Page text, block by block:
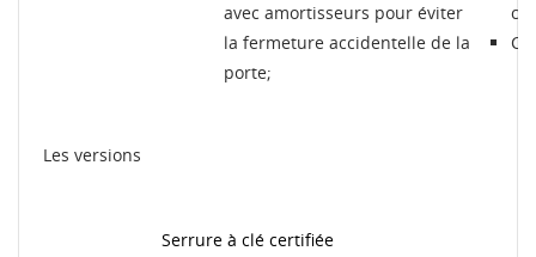
avec amortisseurs pour éviter
la fermeture accidentelle de la
porte;
Les versions
Serrure à clé certifiée